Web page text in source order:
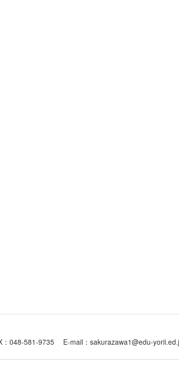
048-581-9735 E-mail：sakurazawa1@edu-